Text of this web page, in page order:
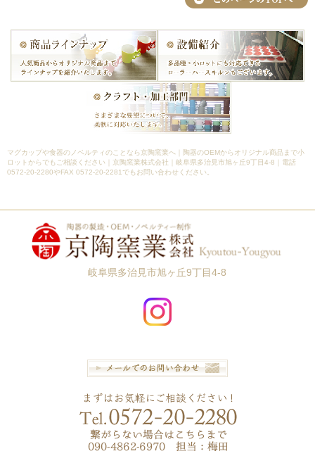
マグカップや食器のノベルティのことなら京陶窯業へ｜陶器のOEMからオリジナル商品まで小
ロットからでもご相談ください｜京陶窯業株式会社｜岐阜県多治見市旭ヶ丘9丁目4-8｜電話
0572-20-2280やFAX 0572-20-2281でもお問い合わせください。
岐阜県多治見市旭ヶ丘9丁目4-8